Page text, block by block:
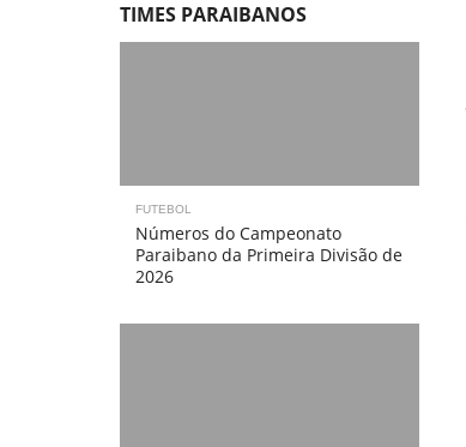
TIMES PARAIBANOS
FUTEBOL
Números do Campeonato
Paraibano da Primeira Divisão de
2026